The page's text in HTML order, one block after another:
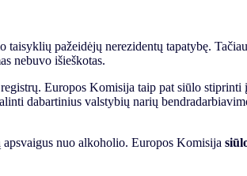
pažeidėjų nerezidentų tapatybę.
nebuvo išieškotas.
Europos Komisija taip pat siūlo stiprinti
dabartinius valstybių narių
nuo alkoholio. Europos Komisija